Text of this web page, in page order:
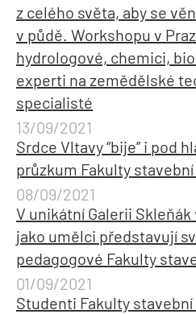
z celého světa, aby se
v půdě. Workshopu v
hydrologové, chemici,
experti na zemědělské
specialisté
13/09/2021
Srdce Vltavy “bije” i pod
průzkum Fakulty stavební
08/09/2021
V unikátní Galerii Skleňák
jako umělci představují
pedagogové Fakulty
01/09/2021
Studenti Fakulty stavební